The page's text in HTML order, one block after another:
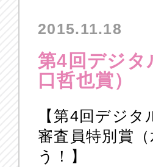
2015.11.18
第4回デジタ
口哲也賞）
【第4回デジ
審査員特別賞
う！】